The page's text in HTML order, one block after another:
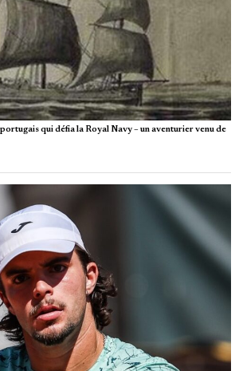
qui défia la Royal Navy – un aventurier venu de